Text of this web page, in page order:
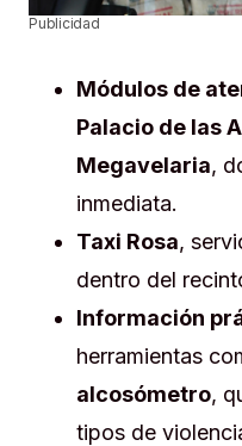
Publicidad
Módulos de
Palacio de las
Megavelaria,
inmediata.
Taxi Rosa,
dentro del
Información
herramientas
alcosómetro,
tipos de